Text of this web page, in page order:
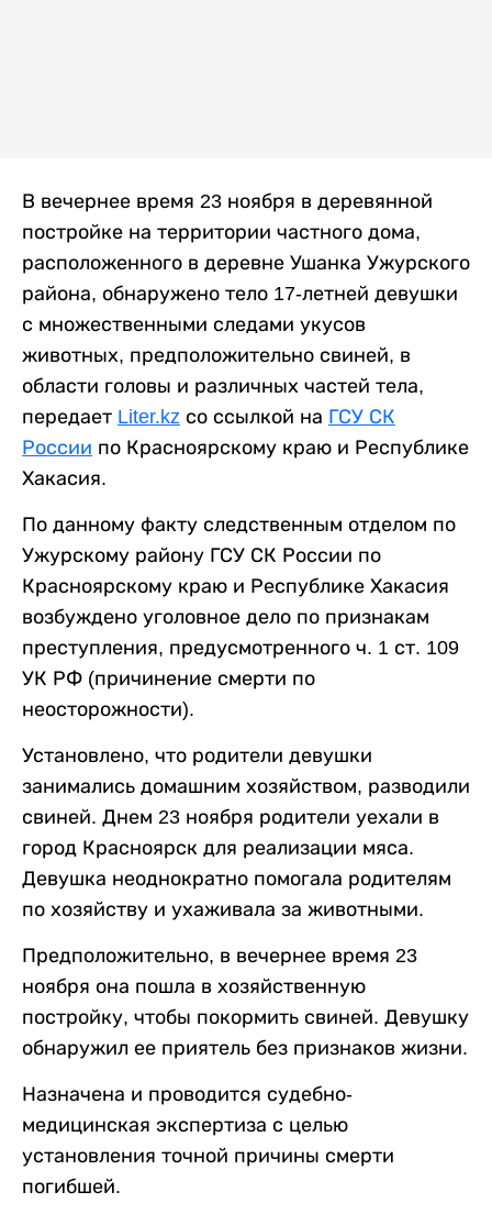
В вечернее время 23 ноября в деревянной
постройке на территории частного дома,
расположенного в деревне Ушанка Ужурского
района, обнаружено тело 17-летней девушки
с множественными следами укусов
животных, предположительно свиней, в
области головы и различных частей тела,
передает Liter.kz со ссылкой на ГСУ СК
России по Красноярскому краю и Республике
Хакасия.
По данному факту следственным отделом по
Ужурскому району ГСУ СК России по
Красноярскому краю и Республике Хакасия
возбуждено уголовное дело по признакам
преступления, предусмотренного ч. 1 ст. 109
УК РФ (причинение смерти по
неосторожности).
Установлено, что родители девушки
занимались домашним хозяйством, разводили
свиней. Днем 23 ноября родители уехали в
город Красноярск для реализации мяса.
Девушка неоднократно помогала родителям
по хозяйству и ухаживала за животными.
Предположительно, в вечернее время 23
ноября она пошла в хозяйственную
постройку, чтобы покормить свиней. Девушку
обнаружил ее приятель без признаков жизни.
Назначена и проводится судебно-
медицинская экспертиза с целью
установления точной причины смерти
погибшей.